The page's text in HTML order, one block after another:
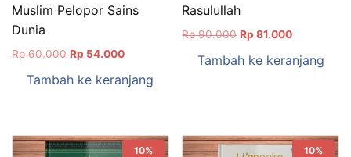
Muslim Pelopor Sains
Dunia
Rp60.000 Harga
adalah:
Rp 54.000Harga
ini
Tambah ke keranjang
Rasulullah
Rp90.000 Harga
adalah:
Rp 81.000Harga
ini
Tambah ke keranjang
10% 10%